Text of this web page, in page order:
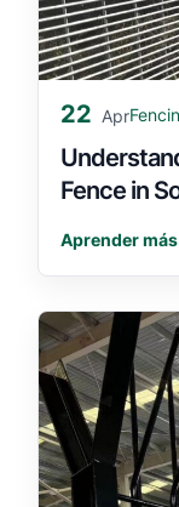
22 Apr
Fence in
Aprender más